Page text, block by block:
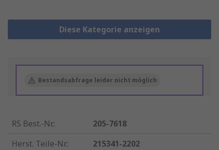
Diese Kategorie anzeigen
Bestandsabfrage leider nicht möglich
RS Best.-Nr.:
205-7618
Herst. Teile-Nr.:
215341-2202